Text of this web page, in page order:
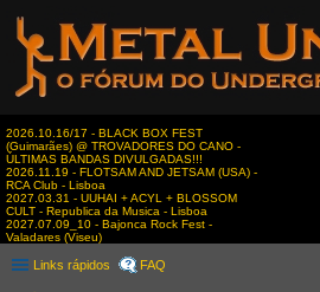
2026.10.16/17 - BLACK BOX FEST
(Guimarães) @ TROVADORES DO CANO -
ÚLTIMAS BANDAS DIVULGADAS!!!
2026.11.19 - FLOTSAM AND JETSAM (USA) -
RCA Club - Lisboa
2027.03.31 - UUHAI + ACYL + BLOSSOM
CULT - Republica da Musica - Lisboa
2027.07.09_10 - Bajonca Rock Fest -
Valadares (Viseu)
Links rápidos FAQ